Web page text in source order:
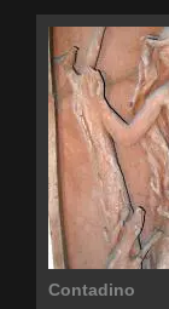
Contadino